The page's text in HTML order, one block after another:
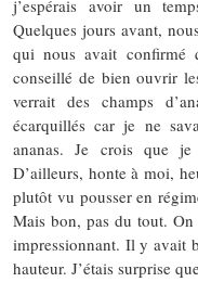
j’espérais avoir un
Quelques jours avant,
qui nous avait confirmé
conseillé de bien ouvrir
verrait des champs
écarquillés car je ne
ananas. Je crois que
D’ailleurs, honte à moi,
plutôt vu pousser en
Mais bon, pas du tout. On
impressionnant. Il y avait
hauteur. J’étais surprise